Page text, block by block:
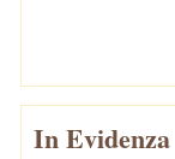
In Evidenza